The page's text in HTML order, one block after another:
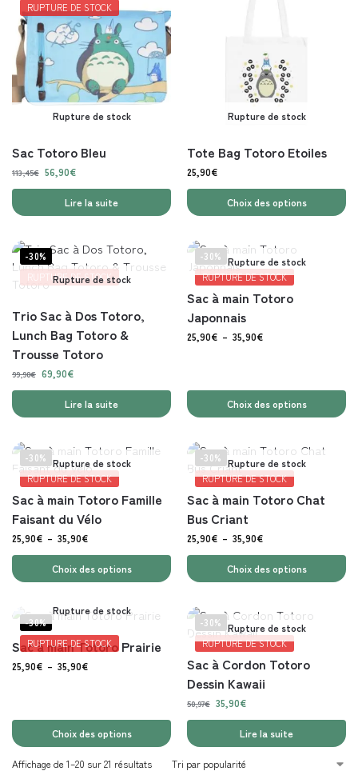
RUPTURE DE STOCK
Rupture de stock
Sac Totoro Bleu
113,45€ 56,90€
Lire la suite
Rupture de stock
Tote Bag Totoro Etoiles
25,90€
Choix des options
-30%
RUPTURE DE STOCK
Rupture de stock
Trio Sac à Dos Totoro,
Lunch Bag Totoro &
Trousse Totoro
99,90€ 69,90€
Lire la suite
-30%
RUPTURE DE STOCK
Rupture de stock
Sac à main Totoro
Japonnais
25,90€ – 35,90€
Choix des options
-30%
RUPTURE DE STOCK
Rupture de stock
Sac à main Totoro Famille
Faisant du Vélo
25,90€ – 35,90€
Choix des options
-30%
RUPTURE DE STOCK
Rupture de stock
Sac à main Totoro Chat
Bus Criant
25,90€ – 35,90€
Choix des options
-30%
RUPTURE DE STOCK
Rupture de stock
Sac à main Totoro Prairie
25,90€ – 35,90€
Choix des options
-30%
RUPTURE DE STOCK
Rupture de stock
Sac à Cordon Totoro
Dessin Kawaii
50,97€ 35,90€
Lire la suite
Affichage de 1–20 sur 21 résultats